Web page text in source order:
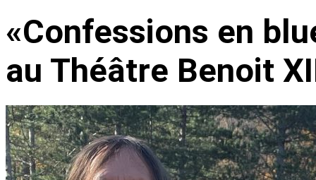
«Confessions en
au Théâtre Benoit